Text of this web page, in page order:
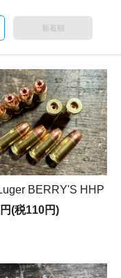
新着順
BERRY'S HHP
(税110円)